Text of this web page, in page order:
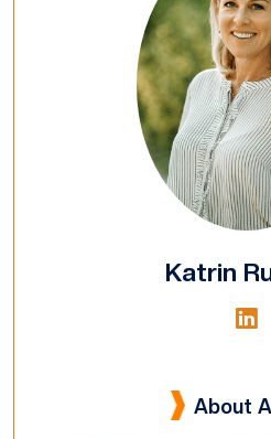
Katrin
About